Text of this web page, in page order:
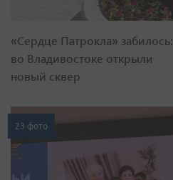
«Сердце Патрокла» забилось:
во Владивостоке открыли
новый сквер
23 фото